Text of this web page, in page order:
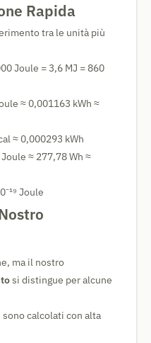
Rapida
tra le unità più
Joule = 3,6 MJ = 860
≈ 0,001163 kWh ≈
≈ 0,000293 kWh
≈ 277,78 Wh ≈
Joule
ma il nostro
si distingue per alcune
calcolati con alta